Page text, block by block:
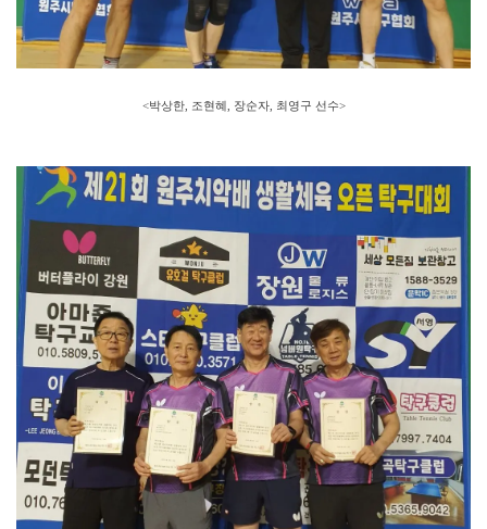
<박상한, 조현혜, 장순자, 최영구 선수>